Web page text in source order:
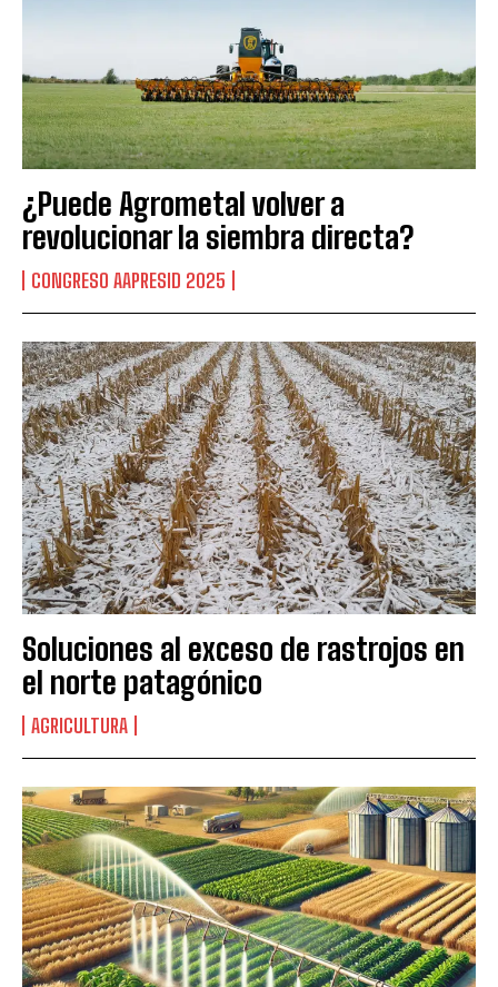
¿Puede Agrometal volver a
revolucionar la siembra directa?
CONGRESO AAPRESID 2025
Soluciones al exceso de rastrojos en
el norte patagónico
AGRICULTURA